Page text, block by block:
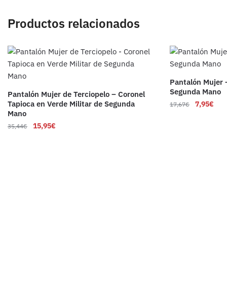
Productos relacionados
Pantalón Mujer de Terciopelo – Coronel
Tapioca en Verde Militar de Segunda
Mano
35,44€ 15,95€
Pantalón Mujer
Segunda Mano
17,67€ 7,95€